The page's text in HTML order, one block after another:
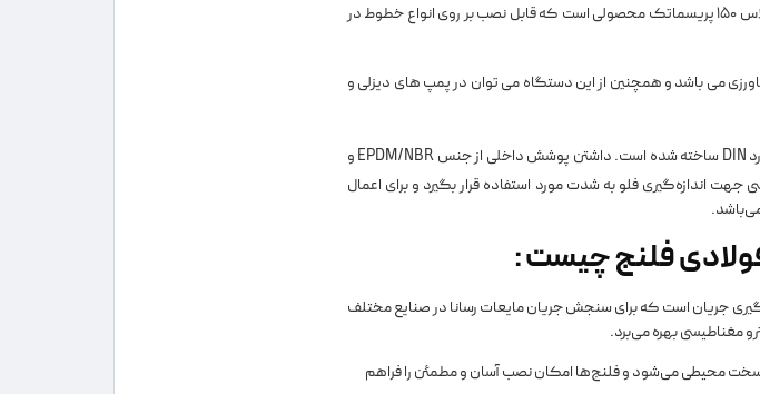
فلومتر الکترومغناطیسی با بدنه فولادی و لاینرداخلی PTFE فلنج کلاس 150 پریسماتک محصولی است که قابل نصب بر روی انواع خطوط در
می باشد و همچنین از این دستگاه می توان در پمپ های دیزلی و
با بدنه فولادی مطابق با اندازه های استاندارد DIN ساخته شده است. داشتن پوشش داخلی از جنس EPDM/NBR و
اندازه‌گیری فلو به شدت مورد استفاده قرار بگیرد و برای اعمال
فولادی فلنج چیست :
جریان است که برای سنجش جریان مایعات رسانا در صنایع مختلف
مغناطیسی بهره می‌برد.
سخت محیطی می‌شود و فلنج‌ها امکان نصب آسان و مطمئن را فراهم